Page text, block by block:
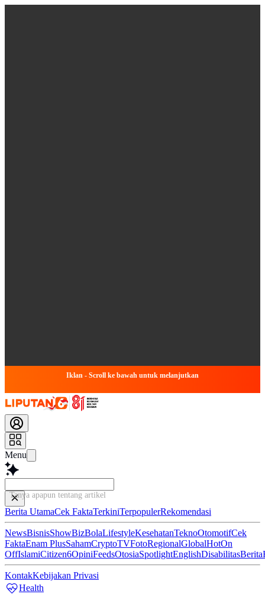
Iklan - Scroll ke bawah untuk melanjutkan
Menu
Tanya apapun tentang artikel ini...
Berita UtamaCek FaktaTerkiniTerpopulerRekomendasi
NewsBisnisShowBizBolaLifestyleKesehatanTeknoOtomotifCek
FaktaEnam PlusSahamCryptoTVFotoRegionalGlobalHotOn
OffIslamiCitizen6OpiniFeedsOtosiaSpotlightEnglishDisabilitasBerita
KontakKebijakan Privasi
Health